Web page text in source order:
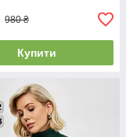
980 ₴
Купити